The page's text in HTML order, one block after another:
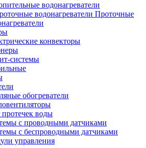
водонагреватели
Проточные
конвекторы
системы
обогреватели
воды
с проводными датчиками
с беспроводными датчиками
управления